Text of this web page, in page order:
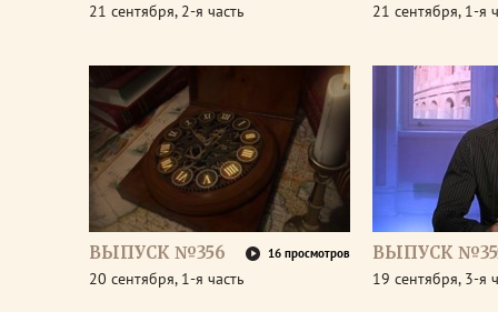
21 сентября, 2-я часть 21 сентября, 1-я
ВЫПУСК №356 16 просмотров
20 сентября, 1-я часть
ВЫПУСК
19 сентября, 3-я